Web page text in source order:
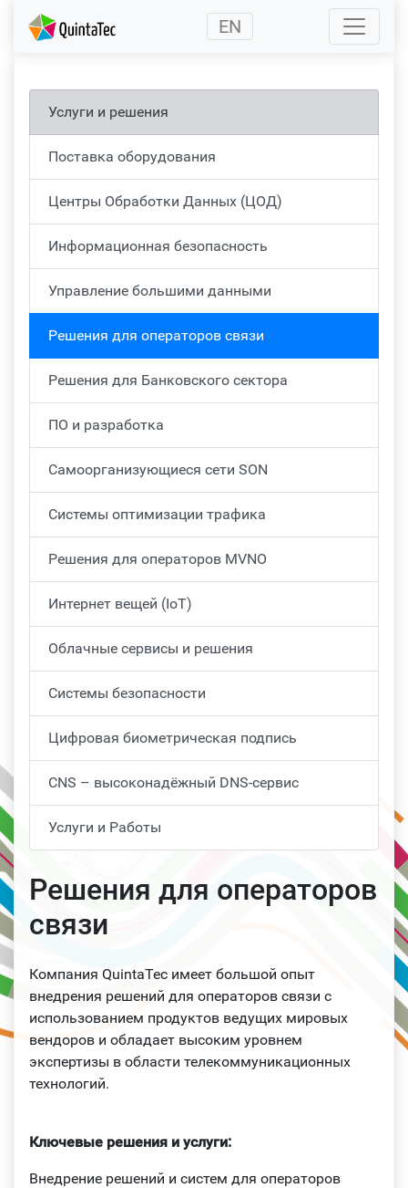
(current) EN
Услуги и решения
Поставка оборудования
Центры Обработки Данных (ЦОД)
Информационная безопасность
Управление большими данными
Решения для операторов связи
Решения для Банковского сектора
ПО и разработка
Самоорганизующиеся сети SON
Системы оптимизации трафика
Решения для операторов MVNO
Интернет вещей (IoT)
Облачные сервисы и решения
Системы безопасности
Цифровая биометрическая подпись
CNS – высоконадёжный DNS-сервис
Услуги и Работы
Решения для операторов
связи
Компания QuintaTec имеет большой опыт
внедрения решений для операторов связи с
использованием продуктов ведущих мировых
вендоров и обладает высоким уровнем
экспертизы в области телекоммуникационных
технологий.
Ключевые решения и услуги:
Внедрение решений и систем для операторов